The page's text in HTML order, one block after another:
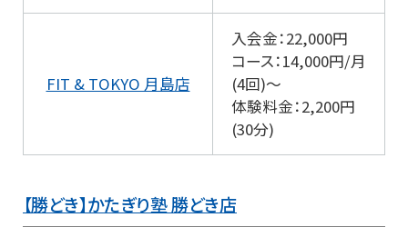
FIT & TOKYO 月島店
入会金：22,000円
コース：14,000円/月
(4回)～
体験料金：2,200円
(30分)
【勝どき】かたぎり塾 勝どき店